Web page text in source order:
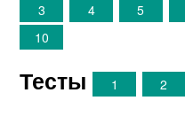
3
4 5
10
Тесты 1 2